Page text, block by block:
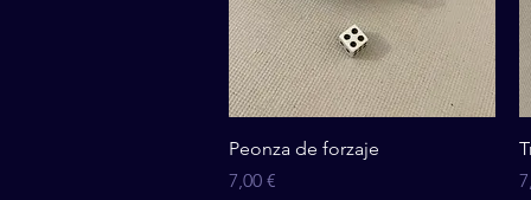
Vista rápida
Peonza de forzaje
Precio
7,00 €